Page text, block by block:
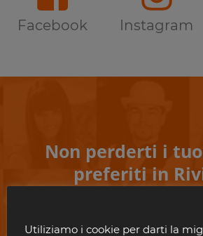
Facebook Instagram
Non perderti i
preferiti in
Scrivi il tuo indirizzo email per rimanere
È gratis!. E puoi disiscriverti
Utiliziamo i cookie per darti la